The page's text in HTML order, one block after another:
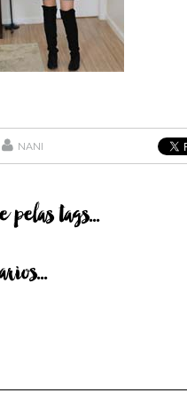
NANI
pelas tags...